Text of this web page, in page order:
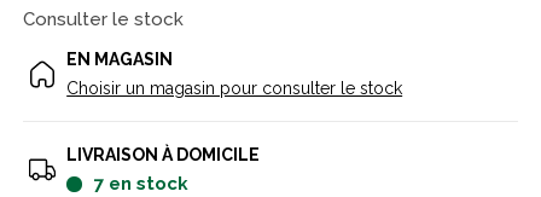
Consulter le stock
EN MAGASIN
Choisir un magasin pour consulter le stock
LIVRAISON À DOMICILE
7 en stock